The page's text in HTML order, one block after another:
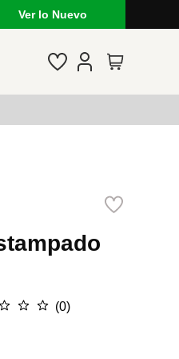
Ver lo Nuevo
☆ ☆ (0)